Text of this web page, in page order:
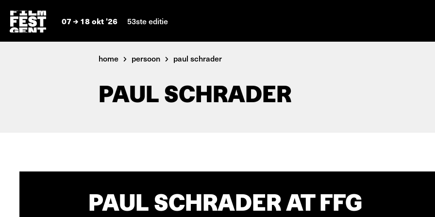
07 18 okt '26 53ste editie
home persoon paul schrader
PAUL SCHRADER
PAUL SCHRADER AT FFG